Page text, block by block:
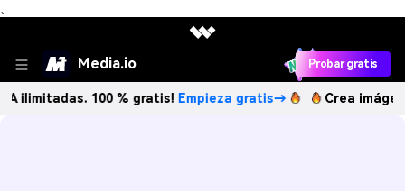
、
Media.io Probar gratis
100 % gratis!Empieza gratis→ Crea imágenes IA